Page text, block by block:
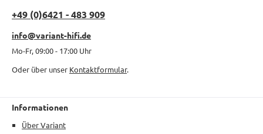
+49 (0)6421 - 483 909
info@variant-hifi.de
Mo-Fr, 09:00 - 17:00 Uhr
Oder über unser Kontaktformular.
Informationen
Über Variant